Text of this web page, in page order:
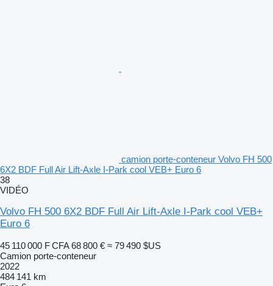
camion porte-conteneur Volvo FH 500
6X2 BDF Full Air Lift-Axle I-Park cool VEB+ Euro 6
38
VIDÉO
Volvo FH 500 6X2 BDF Full Air Lift-Axle I-Park cool VEB+
Euro 6
45 110 000 F CFA 68 800 € ≈ 79 490 $US
Camion porte-conteneur
2022
484 141 km